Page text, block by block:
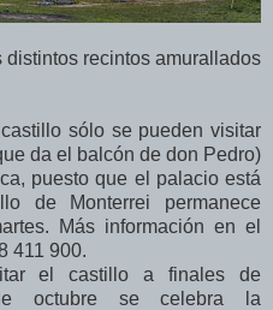
distintos recintos amurallados
sólo se pueden visitar
da el balcón de don Pedro)
puesto que el palacio está
de Monterrei permanece
Más información en el
411 900.
el castillo a finales de
octubre se celebra la